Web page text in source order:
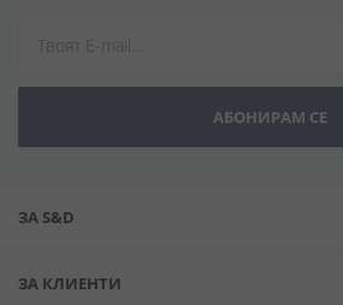
АБОНИРАМ СЕ
ЗА S&D
ЗА КЛИЕНТИ